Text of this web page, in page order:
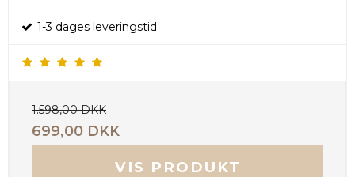
1-3 dages leveringstid
1.598,00 DKK
699,00 DKK
VIS PRODUKT